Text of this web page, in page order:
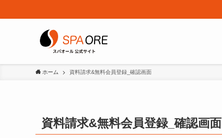
ホーム 資料請求&無料会員登録_確認画面
資料請求&無料会員登録_確認画面